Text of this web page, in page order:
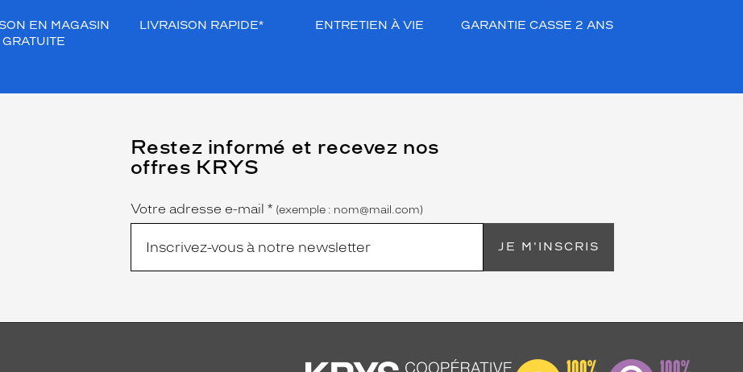
EN MAGASIN
GRATUITE
LIVRAISON RAPIDE* ENTRETIEN À VIE GARANTIE CASSE 2 ANS
Restez informé et recevez nos
offres KRYS
Name
Votre adresse e-mail *
(Ce
champ
est
obligatoire)
(exemple : nom@mail.com)
JE M'INSCRIS